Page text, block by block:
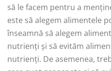
să le facem pentru a
este să alegem alimentele
înseamnă să alegem
nutrienți și să evităm
nutrienți. De asemenea,